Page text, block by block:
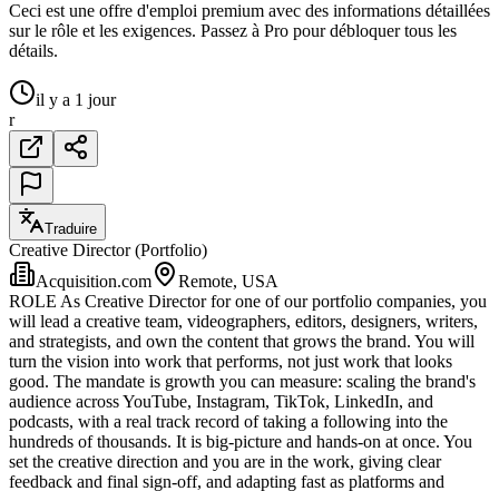
Ceci est une offre d'emploi premium avec des informations détaillées
sur le rôle et les exigences. Passez à Pro pour débloquer tous les
détails.
il y a 1 jour
r
Traduire
Creative Director (Portfolio)
Acquisition.com
Remote, USA
ROLE As Creative Director for one of our portfolio companies, you
will lead a creative team, videographers, editors, designers, writers,
and strategists, and own the content that grows the brand. You will
turn the vision into work that performs, not just work that looks
good. The mandate is growth you can measure: scaling the brand's
audience across YouTube, Instagram, TikTok, LinkedIn, and
podcasts, with a real track record of taking a following into the
hundreds of thousands. It is big-picture and hands-on at once. You
set the creative direction and you are in the work, giving clear
feedback and final sign-off, and adapting fast as platforms and